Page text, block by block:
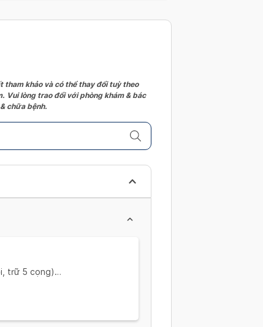
tham khảo và có thể thay đổi tuỳ theo
Vui lòng trao đổi với phòng khám & bác
chữa bệnh.
trữ 5 cọng)
hiếm muộn, siêu âm ngã âm
muộn, Siêu âm ngã âm
(4 Lần)